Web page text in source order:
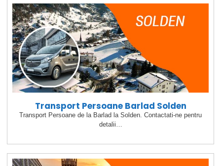
Transport Persoane Barlad Solden
Transport Persoane de la Barlad la Solden. Contactati-ne pentru
detalii…